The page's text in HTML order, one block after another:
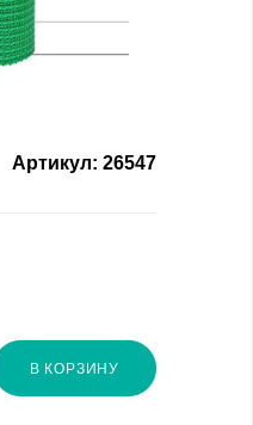
Артикул: 26547
В КОРЗИНУ